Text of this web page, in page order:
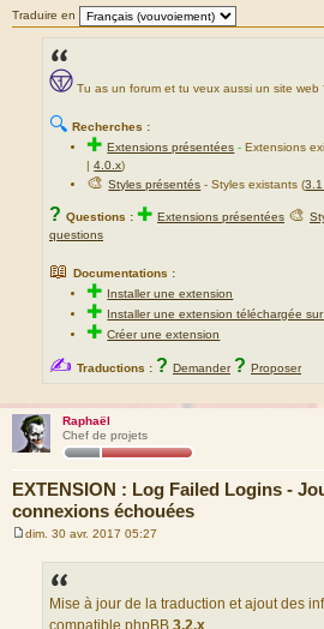
Traduire en
Tu as un forum et tu veux aussi un site web
🔍 Recherches :
✚Extensions présentées -Extensions
|4.0.x)
🎨Styles présentés - Styles existants (
? Questions : ✚ Extensions présentées 🎨
questions
📖 Documentations :
✚ Installer une extension
✚ Installer une extension téléchargée sur
✚Créer une extension
✍ Traductions : ? Demander ? Proposer
Raphaël
Chef de projets
EXTENSION : Log Failed Logins -
connexions échouées
dim. 30 avr. 2017 05:27
Mise à jour de la traduction et ajout des
compatible phpBB 3.2.x.